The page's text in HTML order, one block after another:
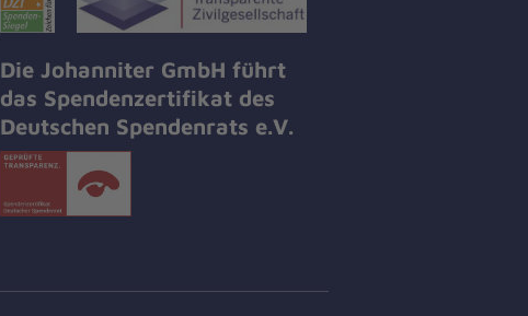
Die Johanniter GmbH führt
das Spendenzertifikat des
Deutschen Spendenrats e.V.